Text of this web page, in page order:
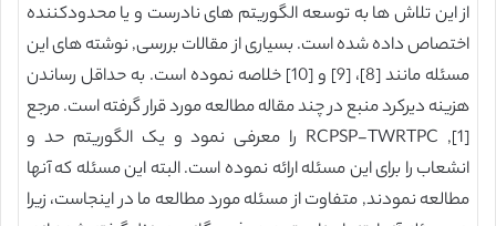
از این تلاش ها به توسعه الگوریتم های نادرست و یا محدودکننده
اختصاص داده شده است. بسیاری از مقالات بررسی, نوشته های این
مسئله مانند [8]، [9] و [10] خلاصه نموده است. به حداقل رساندن
هزینه دیرکرد منبع در چند مقاله مطالعه مورد قرار گرفته است. مرجع
[1], RCPSP-TWRTPC را معرفی نمود و یک الگوریتم حد و
انشعاب را برای این مسئله ارائه نموده است. البته این مسئله که آنها
مطالعه نمودند, متفاوت از مسئله مورد مطالعه ما در اینجاست، زیرا